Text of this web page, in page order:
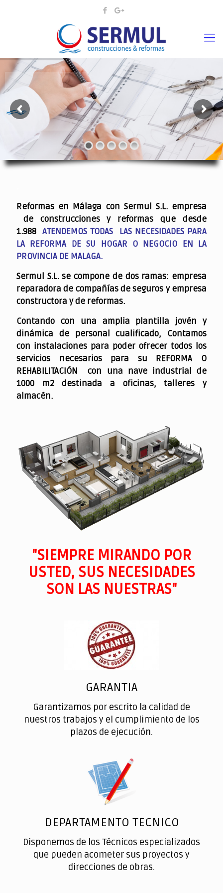
¡¡DAMOS VIDA A SUS
Reformas en Málaga con Sermul S.L. empresa
de construcciones y reformas que desde
1.988ATENDEMOS TODAS LAS NECESIDADES PARA
LA REFORMA DE SU HOGAR O NEGOCIO EN LA
PROVINCIA DE MALAGA.
Sermul S.L. se compone de dos ramas: empresa
reparadora de compañías de seguros y empresa
constructora y de reformas.
Contando con una amplia plantilla jovén y
dinámica de personal cualificado, Contamos
con instalaciones para poder ofrecer todos los
servicios necesarios para su REFORMA O
REHABILITACIÓN con una nave industrial de
1000 m2 destinada a oficinas, talleres y
almacén.
"SIEMPRE MIRANDO POR
USTED, SUS NECESIDADES
SON LAS NUESTRAS"
GARANTIA
Garantizamos por escrito la calidad de
nuestros trabajos y el cumplimiento de los
plazos de ejecución.
DEPARTAMENTO TECNICO
Disponemos de los Técnicos especializados
que pueden acometer sus proyectos y
direcciones de obras.